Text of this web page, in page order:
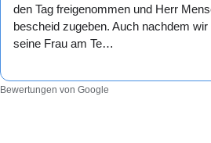
den Tag freigenommen und Herr
bescheid zugeben. Auch nachdem
seine Frau am Te…
Bewertungen von Google